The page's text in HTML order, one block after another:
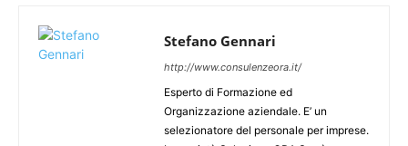
Stefano Gennari
http://www.consulenzeora.it/
Esperto di Formazione ed
Organizzazione aziendale. E’ un
selezionatore del personale per imprese.